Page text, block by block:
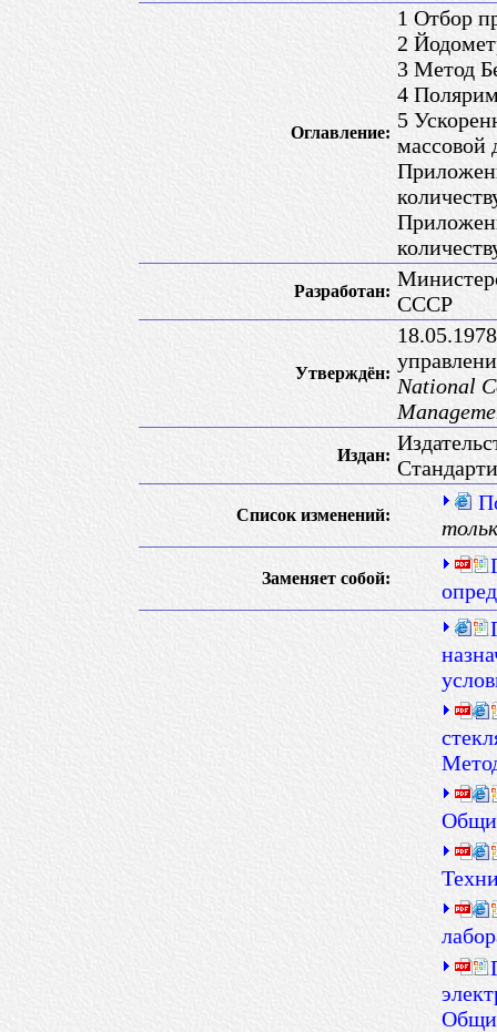
Оглавление:
1 Отбор
2
3 Метод
4
5
массовой
Разработан:
СССР
Утверждён:
National
Издан:
Список изменений:
Заменяет собой: